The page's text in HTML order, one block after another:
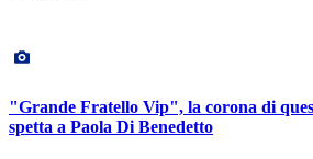
"Grande Fratello Vip", la corona di
spetta a Paola Di Benedetto